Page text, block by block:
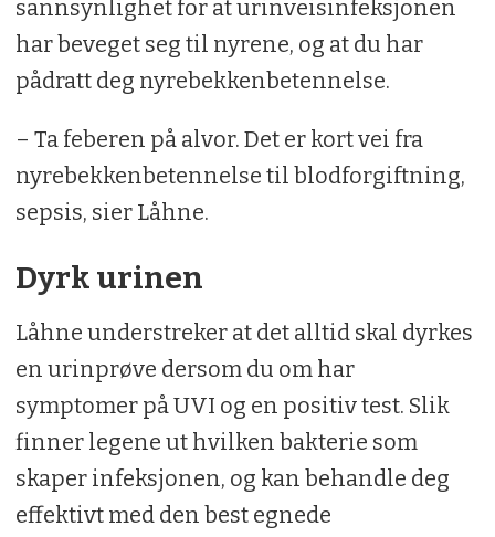
sannsynlighet for at urinveisinfeksjonen
har beveget seg til nyrene, og at du har
pådratt deg nyrebekkenbetennelse.
– Ta feberen på alvor. Det er kort vei fra
nyrebekkenbetennelse til blodforgiftning,
sepsis, sier Låhne.
Dyrk urinen
Låhne understreker at det alltid skal dyrkes
en urinprøve dersom du om har
symptomer på UVI og en positiv test. Slik
finner legene ut hvilken bakterie som
skaper infeksjonen, og kan behandle deg
effektivt med den best egnede